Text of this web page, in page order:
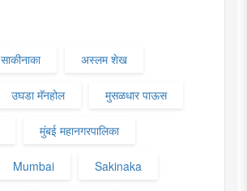
साकीनाका अस्लम शेख
उघडा मॅनहोल मुसळधार पाऊस
मुंबई महानगरपालिका
Mumbai Sakinaka